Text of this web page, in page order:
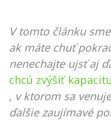
V tomto článku
ak máte chuť
nenechajte ujsť aj
chcú zvýšiť
, v ktorom sa
ďalšie zaujímavé